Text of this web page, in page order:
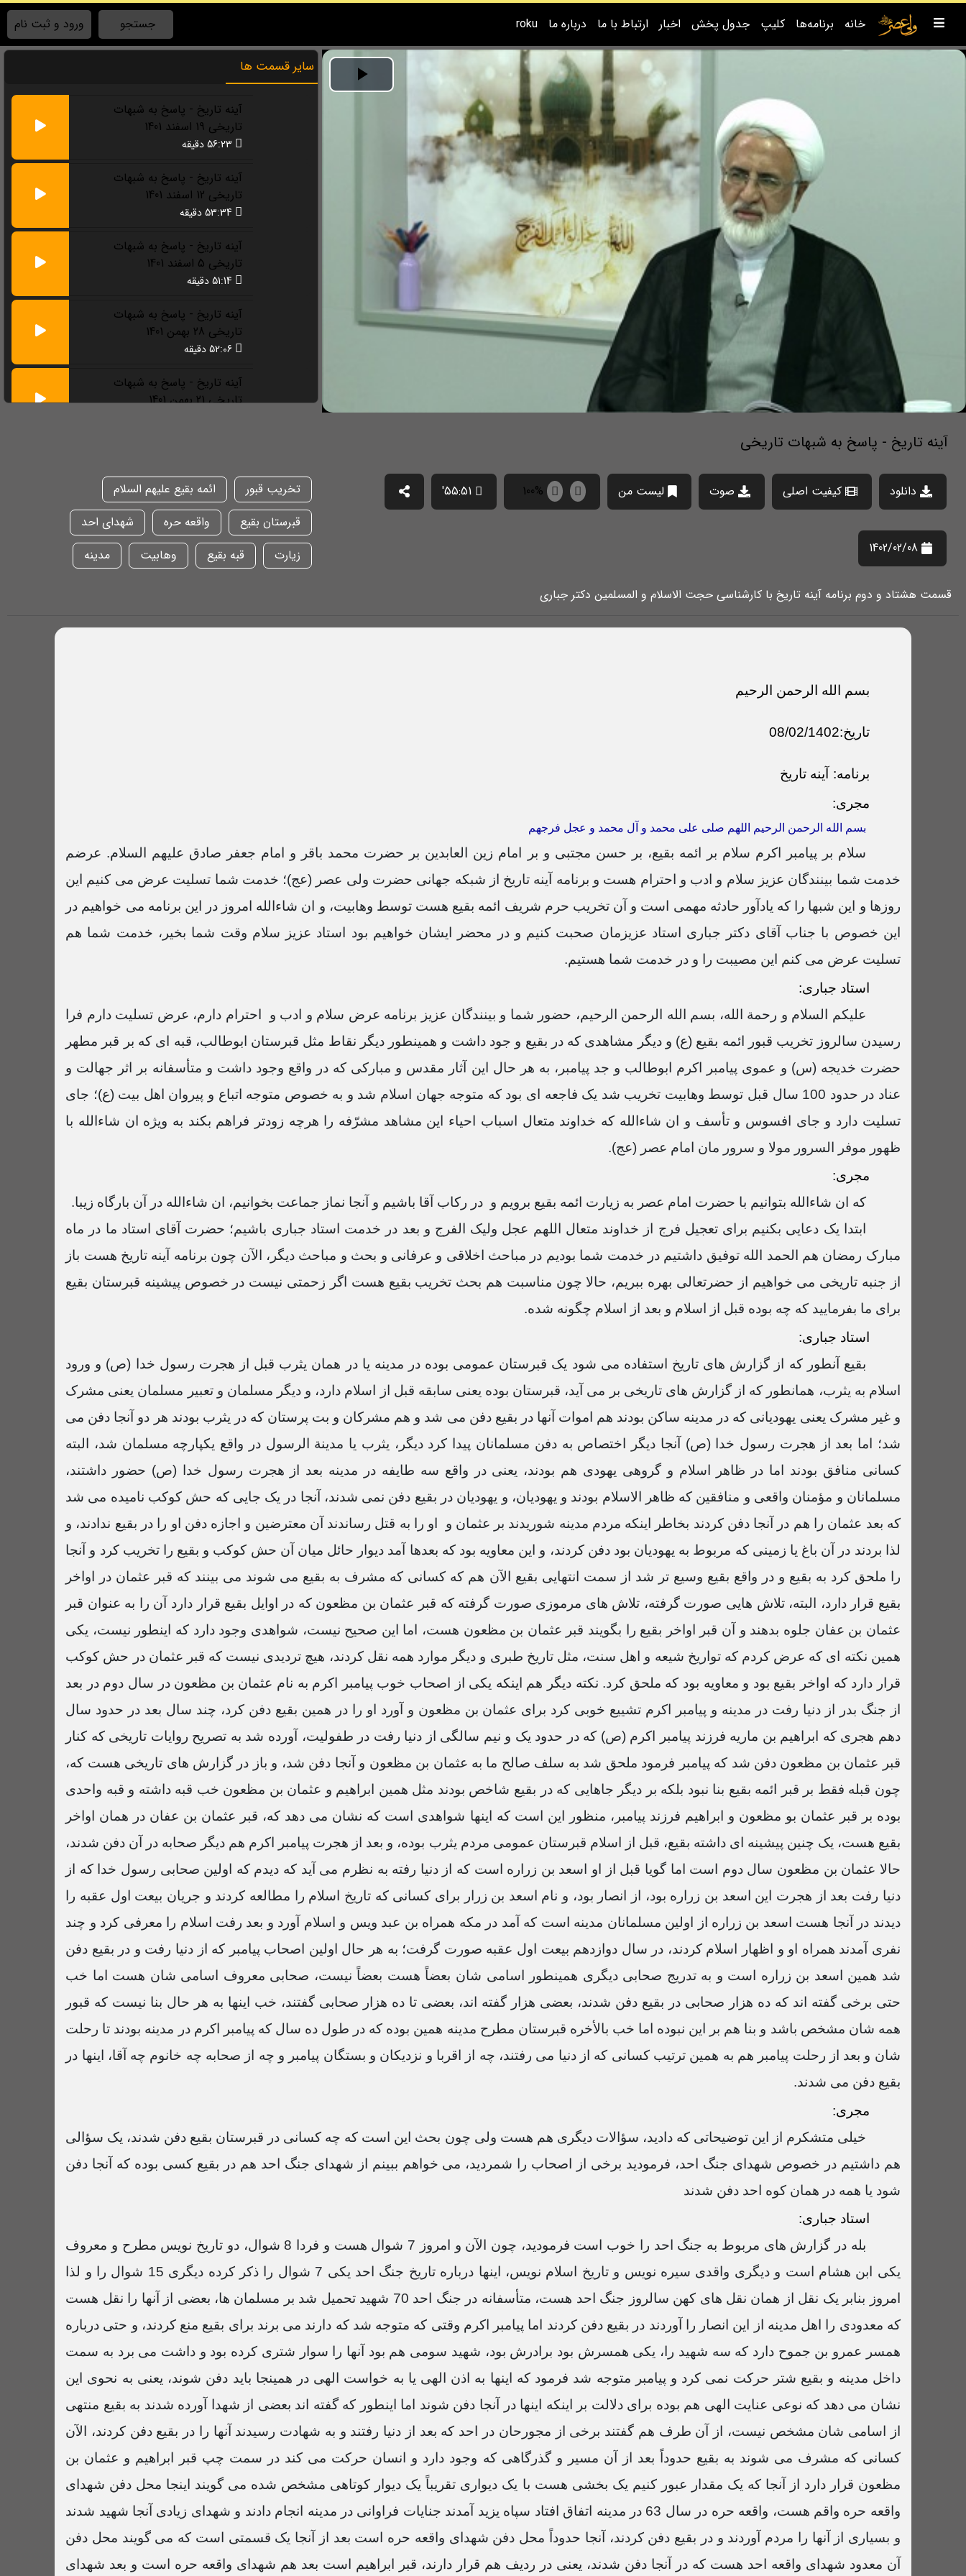
خانه برنامه‌ها کلیپ جدول پخش اخبار ارتباط با ما درباره ما roku جستجو ورود و ثبت نام
Play
سایر قسمت ها
آینه تاریخ - پاسخ به شبهات
تاریخی 19 اسفند 1401
آینه تاریخ - پاسخ به شبهات
تاریخی 12 اسفند 1401
آینه تاریخ - پاسخ به شبهات
تاریخی 5 اسفند 1401
آینه تاریخ - پاسخ به شبهات
تاریخی 28 بهمن 1401
آینه تاریخ - پاسخ به شبهات
تاریخی 21 بهمن 1401
49:49 دقیقه
آینه تاریخ - پاسخ به شبهات
تاریخی 30 دی 1401
55:31 دقیقه
1:03:24 دقیقه
آینه تاریخ 27 آبان 1401
1:00:40 دقیقه
آینه تاریخ 13 آبان 1401
1:00:23 دقیقه
آینه تاریخ 6 آبان 1401
1:00:44 دقیقه
آینه تاریخ 15 مهر 1401
56:48 دقیقه
آینه تاریخ 8 مهر 1401
55:14 دقیقه
آینه تاریخ 18 شهریور 1401
آینه تاریخ 11 شهریور 1401
56:01 دقیقه
56:30 دقیقه
آینه تاریخ 21 مرداد 1401
آینه تاریخ 31 تیر 1401
آینه تاریخ 17 تیر 1401
57:13 دقیقه
آینه تاریخ 3 تیر 1401
آینه تاریخ 27 خرداد 1401
آینه تاریخ 20 خرداد 1401
آینه تاریخ 30 اردیبهشت 1401
56:10 دقیقه
آینه تاریخ 23 اردیبهشت 1401
آینه تاریخ 12 فروردین 1401
55:16 دقیقه
آینه تاریخ 29 بهمن 1400
58:08 دقیقه
آینه تاریخ - پاسخ به شبهات تاریخی
دانلود کیفیت اصلی صوت لیست من 100%
55:51'
1402/02/08
تخریب قبور
ائمه بقیع علیهم السلام
قبرستان بقیع
واقعه حره
شهدای احد
زیارت
قبه بقیع وهابیت مدینه
قسمت هشتاد و دوم برنامه آینه تاریخ با کارشناسی حجت الاسلام و المسلمین دکتر جباری
بسم الله الرحمن الرحیم
تاریخ:08/02/1402
برنامه: آینه تاریخ
مجری:
بسم الله الرحمن الرحیم اللهم صلی علی محمد و آل محمد و عجل فرجهم
سلام بر پیامبر اکرم سلام بر ائمه بقیع، بر حسن مجتبی و بر امام زین العابدین بر حضرت محمد باقر و امام جعفر صادق علیهم السلام. عرضم
خدمت شما بینندگان عزیز سلام و ادب و احترام هست و برنامه آینه تاریخ از شبکه جهانی حضرت ولی عصر (عج)؛ خدمت شما تسلیت عرض می کنیم این
روزها و این شبها را که یادآور حادثه مهمی است و آن تخریب حرم شریف ائمه بقیع هست توسط وهابیت، و ان شاءالله امروز در این برنامه می خواهیم در
این خصوص با جناب آقای دکتر جباری استاد عزیزمان صحبت کنیم و در محضر ایشان خواهیم بود استاد عزیز سلام وقت شما بخیر، خدمت شما هم
تسلیت عرض می کنم این مصیبت را و در خدمت شما هستیم.
استاد جباری:
علیکم السلام و رحمة الله، بسم الله الرحمن الرحیم، حضور شما و بینندگان عزیز برنامه عرض سلام و ادب و احترام دارم، عرض تسلیت دارم فرا
رسیدن سالروز تخریب قبور ائمه بقیع (ع) و دیگر مشاهدی که در بقیع و جود داشت و همینطور دیگر نقاط مثل قبرستان ابوطالب، قبه ای که بر قبر مطهر
حضرت خدیجه (س) و عموی پیامبر اکرم ابوطالب و جد پیامبر، به هر حال این آثار مقدس و مبارکی که در واقع وجود داشت و متأسفانه بر اثر جهالت و
عناد در حدود 100 سال قبل توسط وهابیت تخریب شد یک فاجعه ای بود که متوجه جهان اسلام شد و به خصوص متوجه اتباع و پیروان اهل بیت (ع)؛ جای
تسلیت دارد و جای افسوس و تأسف و ان شاءالله که خداوند متعال اسباب احیاء این مشاهد مشرّفه را هرچه زودتر فراهم بکند به ویژه ان شاءالله با
ظهور موفر السرور مولا و سرور مان امام عصر (عج).
مجری:
که ان شاءالله بتوانیم با حضرت امام عصر به زیارت ائمه بقیع برویم و در رکاب آقا باشیم و آنجا نماز جماعت بخوانیم، ان شاءالله در آن بارگاه زیبا.
ابتدا یک دعایی بکنیم برای تعجیل فرج از خداوند متعال اللهم عجل ولیک الفرج و بعد در خدمت استاد جباری باشیم؛ حضرت آقای استاد ما در ماه
مبارک رمضان هم الحمد الله توفیق داشتیم در خدمت شما بودیم در مباحث اخلاقی و عرفانی و بحث و مباحث دیگر، الآن چون برنامه آینه تاریخ هست باز
از جنبه تاریخی می خواهیم از حضرتعالی بهره ببریم، حالا چون مناسبت هم بحث تخریب بقیع هست اگر زحمتی نیست در خصوص پیشینه قبرستان بقیع
برای ما بفرمایید که چه بوده قبل از اسلام و بعد از اسلام چگونه شده.
استاد جباری:
بقیع آنطور که از گزارش های تاریخ استفاده می شود یک قبرستان عمومی بوده در مدینه یا در همان یثرب قبل از هجرت رسول خدا (ص) و ورود
اسلام به یثرب، همانطور که از گزارش های تاریخی بر می آید، قبرستان بوده یعنی سابقه قبل از اسلام دارد، و دیگر مسلمان و تعبیر مسلمان یعنی مشرک
و غیر مشرک یعنی یهودیانی که در مدینه ساکن بودند هم اموات آنها در بقیع دفن می شد و هم مشرکان و بت پرستان که در یثرب بودند هر دو آنجا دفن می
شد؛ اما بعد از هجرت رسول خدا (ص) آنجا دیگر اختصاص به دفن مسلمانان پیدا کرد دیگر، یثرب یا مدینة الرسول در واقع یکپارچه مسلمان شد، البته
کسانی منافق بودند اما در ظاهر اسلام و گروهی یهودی هم بودند، یعنی در واقع سه طایفه در مدینه بعد از هجرت رسول خدا (ص) حضور داشتند،
مسلمانان و مؤمنان واقعی و منافقین که ظاهر الاسلام بودند و یهودیان، و یهودیان در بقیع دفن نمی شدند، آنجا در یک جایی که حش کوکب نامیده می شد
که بعد عثمان را هم در آنجا دفن کردند بخاطر اینکه مردم مدینه شوریدند بر عثمان و او را به قتل رساندند آن معترضین و اجازه دفن او را در بقیع ندادند، و
لذا بردند در آن باغ یا زمینی که مربوط به یهودیان بود دفن کردند، و این معاویه بود که بعدها آمد دیوار حائل میان آن حش کوکب و بقیع را تخریب کرد و آنجا
را ملحق کرد به بقیع و در واقع بقیع وسیع تر شد از سمت انتهایی بقیع الآن هم که کسانی که مشرف به بقیع می شوند می بینند که قبر عثمان در اواخر
بقیع قرار دارد، البته، تلاش هایی صورت گرفته، تلاش های مرموزی صورت گرفته که قبر عثمان بن مظعون که در اوایل بقیع قرار دارد آن را به عنوان قبر
عثمان بن عفان جلوه بدهند و آن قبر اواخر بقیع را بگویند قبر عثمان بن مظعون هست، اما این صحیح نیست، شواهدی وجود دارد که اینطور نیست، یکی
همین نکته ای که عرض کردم که تواریخ شیعه و اهل سنت، مثل تاریخ طبری و دیگر موارد همه نقل کردند، هیچ تردیدی نیست که قبر عثمان در حش کوکب
قرار دارد که اواخر بقیع بود و معاویه بود که ملحق کرد. نکته دیگر هم اینکه یکی از اصحاب خوب پیامبر اکرم به نام عثمان بن مظعون در سال دوم در بعد
از جنگ بدر از دنیا رفت در مدینه و پیامبر اکرم تشییع خوبی کرد برای عثمان بن مظعون و آورد او را در همین بقیع دفن کرد، چند سال بعد در حدود سال
دهم هجری که ابراهیم بن ماریه فرزند پیامبر اکرم (ص) که در حدود یک و نیم سالگی از دنیا رفت در طفولیت، آورده شد به تصریح روایات تاریخی که کنار
قبر عثمان بن مظعون دفن شد که پیامبر فرمود ملحق شد به سلف صالح ما به عثمان بن مظعون و آنجا دفن شد، و باز در گزارش های تاریخی هست که،
چون قبله فقط بر قبر ائمه بقیع بنا نبود بلکه بر دیگر جاهایی که در بقیع شاخص بودند مثل همین ابراهیم و عثمان بن مظعون خب قبه داشته و قبه واحدی
بوده بر قبر عثمان بو مظعون و ابراهیم فرزند پیامبر، منظور این است که اینها شواهدی است که نشان می دهد که، قبر عثمان بن عفان در همان اواخر
بقیع هست، یک چنین پیشینه ای داشته بقیع، قبل از اسلام قبرستان عمومی مردم یثرب بوده، و بعد از هجرت پیامبر اکرم هم دیگر صحابه در آن دفن شدند،
حالا عثمان بن مظعون سال دوم است اما گویا قبل از او اسعد بن زراره است که از دنیا رفته به نظرم می آید که دیدم که اولین صحابی رسول خدا که از
دنیا رفت بعد از هجرت این اسعد بن زراره بود، از انصار بود، و نام اسعد بن زرار برای کسانی که تاریخ اسلام را مطالعه کردند و جریان بیعت اول عقبه را
دیدند در آنجا هست اسعد بن زراره از اولین مسلمانان مدینه است که آمد در مکه همراه بن عبد ویس و اسلام آورد و بعد رفت اسلام را معرفی کرد و چند
نفری آمدند همراه او و اظهار اسلام کردند، در سال دوازدهم بیعت اول عقبه صورت گرفت؛ به هر حال اولین اصحاب پیامبر که از دنیا رفت و در بقیع دفن
شد همین اسعد بن زراره است و به تدریج صحابی دیگری همینطور اسامی شان بعضاً هست بعضاً نیست، صحابی معروف اسامی شان هست اما خب
حتی برخی گفته اند که ده هزار صحابی در بقیع دفن شدند، بعضی هزار گفته اند، بعضی تا ده هزار صحابی گفتند، خب اینها به هر حال بنا نیست که قبور
همه شان مشخص باشد و بنا هم بر این نبوده اما خب بالأخره قبرستان مطرح مدینه همین بوده که در طول ده سال که پیامبر اکرم در مدینه بودند تا رحلت
شان و بعد از رحلت پیامبر هم به همین ترتیب کسانی که از دنیا می رفتند، چه از اقربا و نزدیکان و بستگان پیامبر و چه از صحابه چه خانوم چه آقا، اینها در
بقیع دفن می شدند.
مجری:
خیلی متشکرم از این توضیحاتی که دادید، سؤالات دیگری هم هست ولی چون بحث این است که چه کسانی در قبرستان بقیع دفن شدند، یک سؤالی
هم داشتیم در خصوص شهدای جنگ احد، فرمودید برخی از اصحاب را شمردید، می خواهم ببینم از شهدای جنگ احد هم در بقیع کسی بوده که آنجا دفن
شود یا همه در همان کوه احد دفن شدند
استاد جباری:
بله در گزارش های مربوط به جنگ احد را خوب است فرمودید، چون الآن و امروز 7 شوال هست و فردا 8 شوال، دو تاریخ نویس مطرح و معروف
یکی ابن هشام است و دیگری واقدی سیره نویس و تاریخ اسلام نویس، اینها درباره تاریخ جنگ احد یکی 7 شوال را ذکر کرده دیگری 15 شوال را و لذا
امروز بنابر یک نقل از همان نقل های کهن سالروز جنگ احد هست، متأسفانه در جنگ احد 70 شهید تحمیل شد بر مسلمان ها، بعضی از آنها را نقل هست
که معدودی را اهل مدینه از این انصار را آوردند در بقیع دفن کردند اما پیامبر اکرم وقتی که متوجه شد که دارند می برند برای بقیع منع کردند، و حتی درباره
همسر عمرو بن جموح دارد که سه شهید را، یکی همسرش بود برادرش بود، شهید سومی هم بود آنها را سوار شتری کرده بود و داشت می برد به سمت
داخل مدینه و بقیع شتر حرکت نمی کرد و پیامبر متوجه شد فرمود که اینها به اذن الهی یا به خواست الهی در همینجا باید دفن شوند، یعنی به نحوی این
نشان می دهد که نوعی عنایت الهی هم بوده برای دلالت بر اینکه اینها در آنجا دفن شوند اما اینطور که گفته اند بعضی از شهدا آورده شدند به بقیع منتهی
از اسامی شان مشخص نیست، از آن طرف هم گفتند برخی از مجورحان در احد که بعد از دنیا رفتند و به شهادت رسیدند آنها را در بقیع دفن کردند، الآن
کسانی که مشرف می شوند به بقیع حدوداً بعد از آن مسیر و گذرگاهی که وجود دارد و انسان حرکت می کند در سمت چپ قبر ابراهیم و عثمان بن
مظعون قرار دارد از آنجا که یک مقدار عبور کنیم یک بخشی هست با یک دیواری تقریباً یک دیوار کوتاهی مشخص شده می گویند اینجا محل دفن شهدای
واقعه حره واقم هست، واقعه حره در سال 63 در مدینه اتفاق افتاد سپاه یزید آمدند جنایات فراوانی در مدینه انجام دادند و شهدای زیادی آنجا شهید شدند
و بسیاری از آنها را مردم آوردند و در بقیع دفن کردند، آنجا حدوداً محل دفن شهدای واقعه حره است بعد از آنجا یک قسمتی است که می گویند محل دفن
آن معدود شهدای واقعه احد هست که در آنجا دفن شدند، یعنی در ردیف هم قرار دارند، قبر ابراهیم است بعد هم شهدای واقعه حره است و بعد شهدای